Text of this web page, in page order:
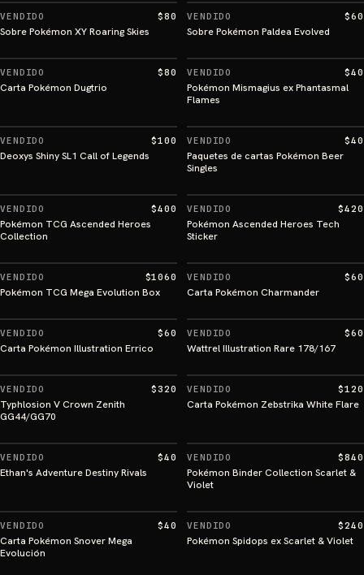
VENDIDO $80
Sobre Pokémon XY Roaring Skies
VENDIDO $60
Sobre Pokémon Paldea Evolved
VENDIDO $80
Carta Pokémon Dugtrio
VENDIDO $40
Pokémon Mismagius ex Phantasmal
Flames
VENDIDO $100
Deoxys Shiny SL1 Call of Legends
VENDIDO $40
Paquetes de cartas Pokémon Beer
Singles
VENDIDO $400
Pokémon TCG Ascended Heroes
Collection
VENDIDO $420
Pokémon Ascended Heroes Tech
Sticker
VENDIDO $1060
Pokémon TCG Mega Evolution Box
VENDIDO $60
Carta Pokémon Charmander
VENDIDO $60
Carta Pokémon Illustration Errico
VENDIDO $60
Wattrel Illustration Rare 178/167
VENDIDO $320
Typhlosion V Crown Zenith
GG44/GG70
VENDIDO $120
Carta Pokémon Zebstrika White Flare
VENDIDO $40
Ethan's Adventure Destiny Rivals
VENDIDO $840
Pokémon Binder Collection Scarlet &
Violet
VENDIDO $40
Carta Pokémon Snover Mega
Evolución
VENDIDO $240
Pokémon Spidops ex Scarlet & Violet